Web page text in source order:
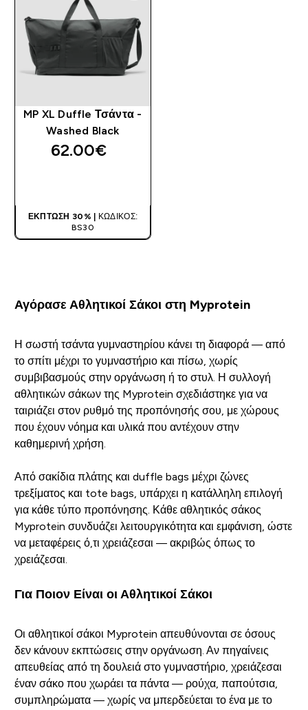
MP XL Duffle Τσάντα -
Washed Black
62.00€‎
ΈΚΠΤΩΣΗ 30% |
ΚΩΔΙΚΌΣ:
BS30
Αγόρασε Αθλητικοί Σάκοι στη Myprotein
Η σωστή τσάντα γυμναστηρίου κάνει τη διαφορά — από
το σπίτι μέχρι το γυμναστήριο και πίσω, χωρίς
συμβιβασμούς στην οργάνωση ή το στυλ. Η συλλογή
αθλητικών σάκων της Myprotein σχεδιάστηκε για να
ταιριάζει στον ρυθμό της προπόνησής σου, με χώρους
που έχουν νόημα και υλικά που αντέχουν στην
καθημερινή χρήση.
Από σακίδια πλάτης και duffle bags μέχρι ζώνες
τρεξίματος και tote bags, υπάρχει η κατάλληλη επιλογή
για κάθε τύπο προπόνησης. Κάθε αθλητικός σάκος
Myprotein συνδυάζει λειτουργικότητα και εμφάνιση, ώστε
να μεταφέρεις ό,τι χρειάζεσαι — ακριβώς όπως το
χρειάζεσαι.
Για Ποιον Είναι οι Αθλητικοί Σάκοι
Οι αθλητικοί σάκοι Myprotein απευθύνονται σε όσους
δεν κάνουν εκπτώσεις στην οργάνωση. Αν πηγαίνεις
απευθείας από τη δουλειά στο γυμναστήριο, χρειάζεσαι
έναν σάκο που χωράει τα πάντα — ρούχα, παπούτσια,
συμπληρώματα — χωρίς να μπερδεύεται το ένα με το